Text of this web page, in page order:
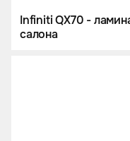
Infiniti QX70 -
салона